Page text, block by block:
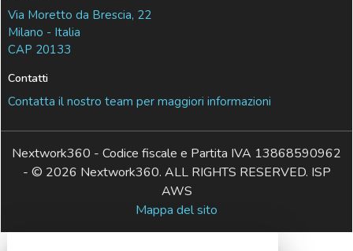
Via Moretto da Brescia, 22
Milano - Italia
CAP 20133
Contatti
Contatta il nostro team per maggiori informazioni
Nextwork360 - Codice fiscale e Partita IVA 13868590962
- © 2026 Nextwork360. ALL RIGHTS RESERVED. ISP
AWS
Mappa del sito